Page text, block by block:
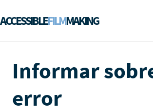
ACCESSIBLEFILMMAKING
Informar
error